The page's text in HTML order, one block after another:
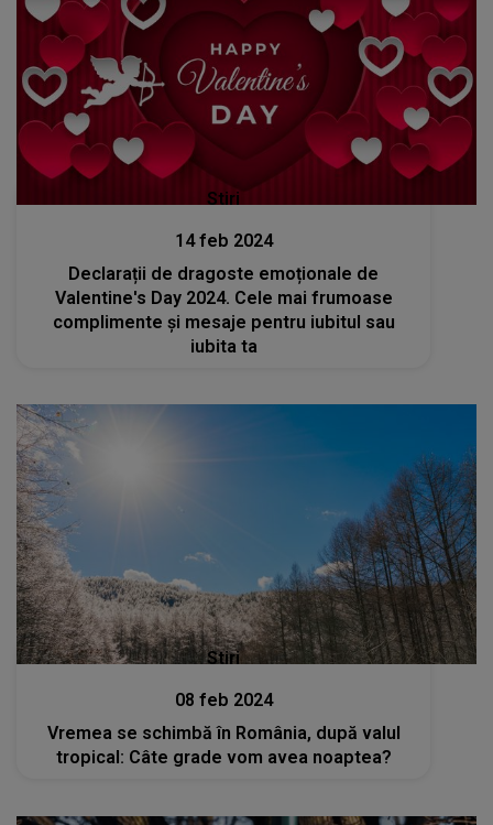
Stiri
14 feb 2024
Declarații de dragoste emoționale de
Valentine's Day 2024. Cele mai frumoase
complimente și mesaje pentru iubitul sau
iubita ta
Stiri
08 feb 2024
Vremea se schimbă în România, după valul
tropical: Câte grade vom avea noaptea?